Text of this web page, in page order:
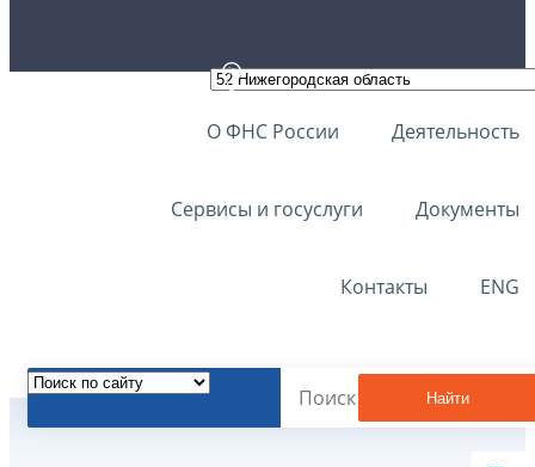
О ФНС России Деятельность
Сервисы и госуслуги Документы
Контакты ENG
Найти